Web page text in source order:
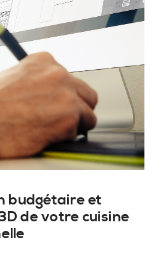
budgétaire et
de votre cuisine